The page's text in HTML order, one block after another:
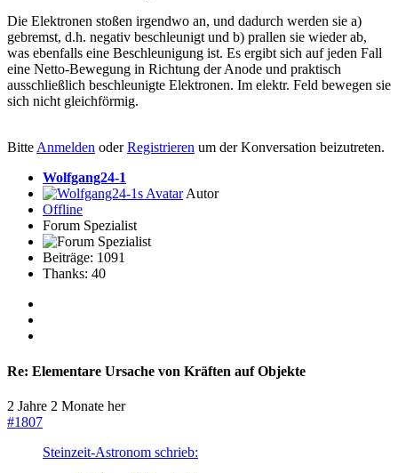
Die Elektronen stoßen irgendwo an, und dadurch werden sie a)
gebremst, d.h. negativ beschleunigt und b) prallen sie wieder ab,
was ebenfalls eine Beschleunigung ist. Es ergibt sich auf jeden Fall
eine Netto-Bewegung in Richtung der Anode und praktisch
ausschließlich beschleunigte Elektronen. Im elektr. Feld bewegen sie
sich nicht gleichförmig.
Bitte Anmelden oderRegistrieren um der Konversation beizutreten.
Wolfgang24-1
Autor
Offline
Forum Spezialist
Beiträge: 1091
Thanks: 40
Re: Elementare Ursache von Kräften auf Objekte
2 Jahre 2 Monate her
#1807
Steinzeit-Astronom schrieb: